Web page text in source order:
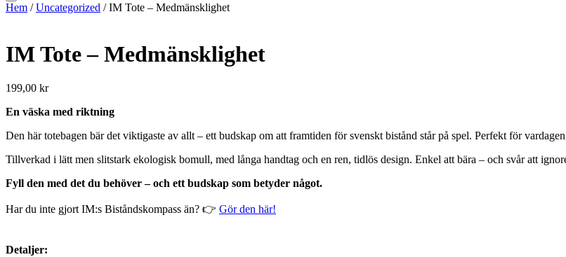
Hem /Uncategorized / IM Tote – Medmänsklighet
IM Tote – Medmänsklighet
199,00 kr
En väska med riktning
Den här totebagen bär det viktigaste av allt – ett budskap om att framtiden för svenskt bistånd står på spel. Perfekt för
Tillverkad i lätt men slitstark ekologisk bomull, med långa handtag och en ren, tidlös design. Enkel att bära – och svår att
Fyll den med det du behöver – och ett budskap som betyder något.
Har du inte gjort IM:s Biståndskompass än? 👉 Gör den här!
Detaljer: